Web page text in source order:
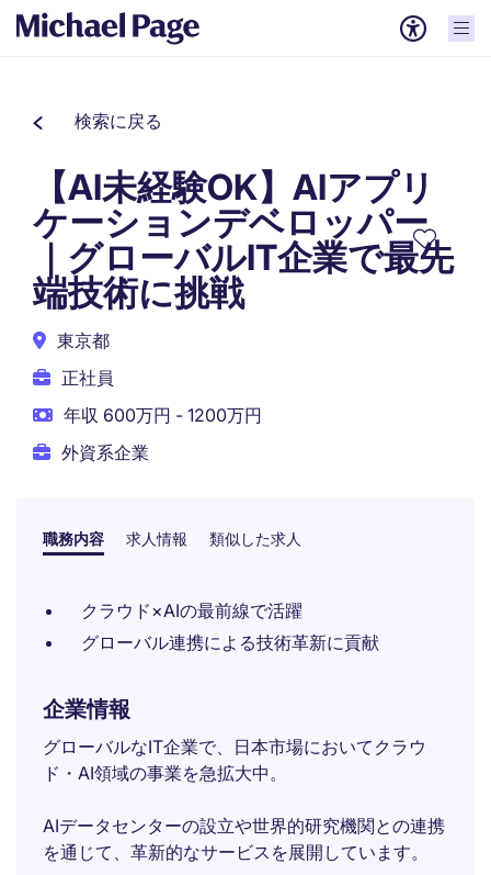
検索に戻る
【AI未経験OK】AIアプリ
ケーションデベロッパー
｜グローバルIT企業で最先
端技術に挑戦
東京都
正社員
年収 600万円 - 1200万円
外資系企業
職務内容 求人情報 類似した求人
クラウド×AIの最前線で活躍
グローバル連携による技術革新に貢献
企業情報
グローバルなIT企業で、日本市場においてクラウ
ド・AI領域の事業を急拡大中。
AIデータセンターの設立や世界的研究機関との連携
を通じて、革新的なサービスを展開しています。